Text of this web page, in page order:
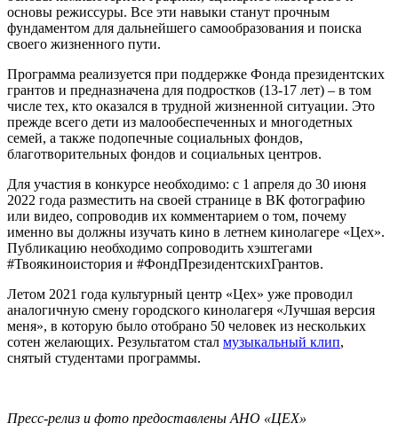
основы режиссуры. Все эти навыки станут прочным
фундаментом для дальнейшего самообразования и поиска
своего жизненного пути.
Программа реализуется при поддержке Фонда президентских
грантов и предназначена для подростков (13-17 лет) – в том
числе тех, кто оказался в трудной жизненной ситуации. Это
прежде всего дети из малообеспеченных и многодетных
семей, а также подопечные социальных фондов,
благотворительных фондов и социальных центров.
Для участия в конкурсе необходимо: с 1 апреля до 30 июня
2022 года разместить на своей странице в ВК фотографию
или видео, сопроводив их комментарием о том, почему
именно вы должны изучать кино в летнем кинолагере «Цех».
Публикацию необходимо сопроводить хэштегами
#Твоякиноистория и #ФондПрезидентскихГрантов.
Летом 2021 года культурный центр «Цех» уже проводил
аналогичную смену городского кинолагеря «Лучшая версия
меня», в которую было отобрано 50 человек из нескольких
сотен желающих. Результатом стал музыкальный клип,
снятый студентами программы.
Пресс-релиз и фото предоставлены АНО «ЦЕХ»